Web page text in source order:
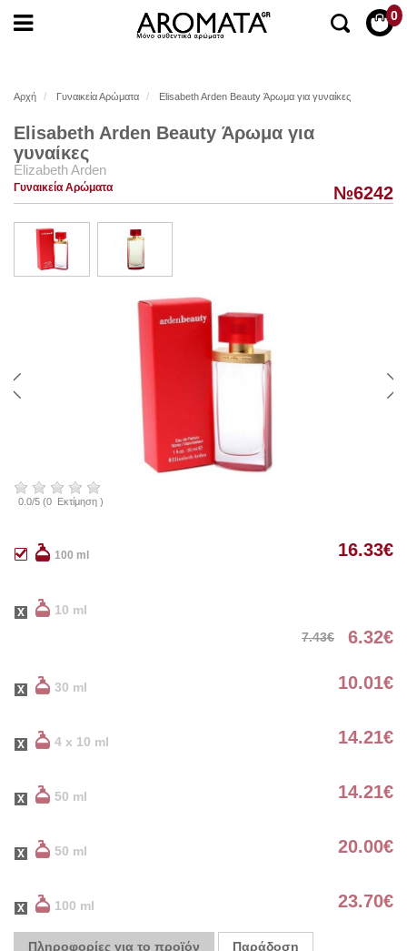
0
Αρχή Γυναικεία Αρώματα Elisabeth Arden Beauty Άρωμα για γυναίκες
Elisabeth Arden Beauty Άρωμα για
γυναίκες
Elizabeth Arden
Γυναικεία Αρώματα №6242
0.0/5 (0 Εκτίμηση )
100 ml 16.33€
10 ml
7.43€ 6.32€
30 ml 10.01€
4 x 10 ml 14.21€
50 ml 14.21€
50 ml 20.00€
100 ml 23.70€
Πληροφορίες για το προϊόν Παράδοση